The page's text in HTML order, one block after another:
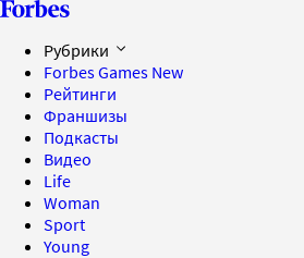
Рубрики
Forbes Games New
Рейтинги
Франшизы
Подкасты
Видео
Life
Woman
Sport
Young